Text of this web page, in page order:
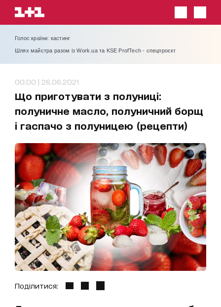
Голос країни: кастинг
Шлях майстра разом із Work.ua та KSE ProfTech - спецпроєкт
00:00 | 26.06.2021
Що приготувати з полуниці:
полуничне масло, полуничний борщ
і гаспачо з полуницею (рецепти)
Поділитися: